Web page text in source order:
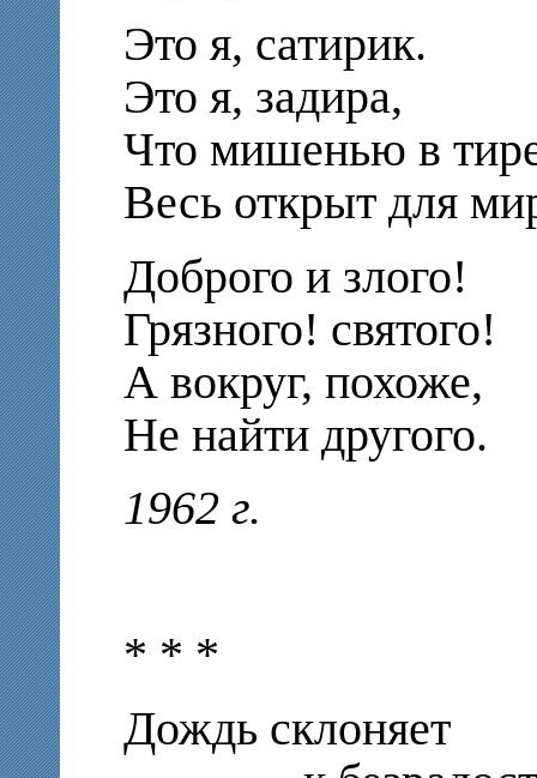
Это я, сатирик.
Это я, задира,
Что мишенью в
Весь открыт для
Доброго и злого!
Грязного! святого!
А вокруг, похоже,
Не найти другого.
1962 г.
* * *
Дождь склоняет